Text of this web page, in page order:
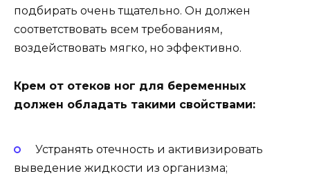
подбирать очень тщательно. Он должен
соответствовать всем требованиям,
воздействовать мягко, но эффективно.
Крем от отеков ног для беременных
должен обладать такими свойствами:
Устранять отечность и активизировать
выведение жидкости из организма;